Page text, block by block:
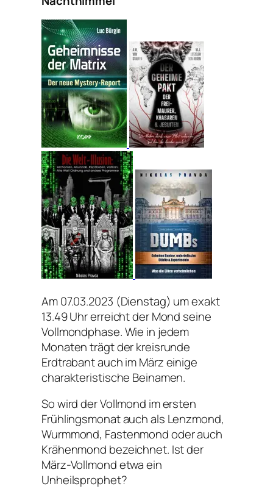
Am 07.03.2023 (Dienstag) um exakt
13.49 Uhr erreicht der Mond seine
Vollmondphase. Wie in jedem
Monaten trägt der kreisrunde
Erdtrabant auch im März einige
charakteristische Beinamen.
So wird der Vollmond im ersten
Frühlingsmonat auch als Lenzmond,
Wurmmond, Fastenmond oder auch
Krähenmond bezeichnet. Ist der
März-Vollmond etwa ein
Unheilsprophet?